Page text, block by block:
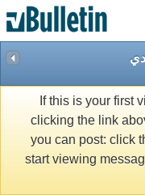
If this is your first
clicking the link
you can post: click
start viewing